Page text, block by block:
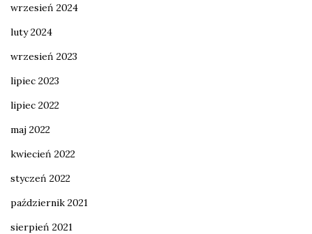
wrzesień 2024
luty 2024
wrzesień 2023
lipiec 2023
lipiec 2022
maj 2022
kwiecień 2022
styczeń 2022
październik 2021
sierpień 2021